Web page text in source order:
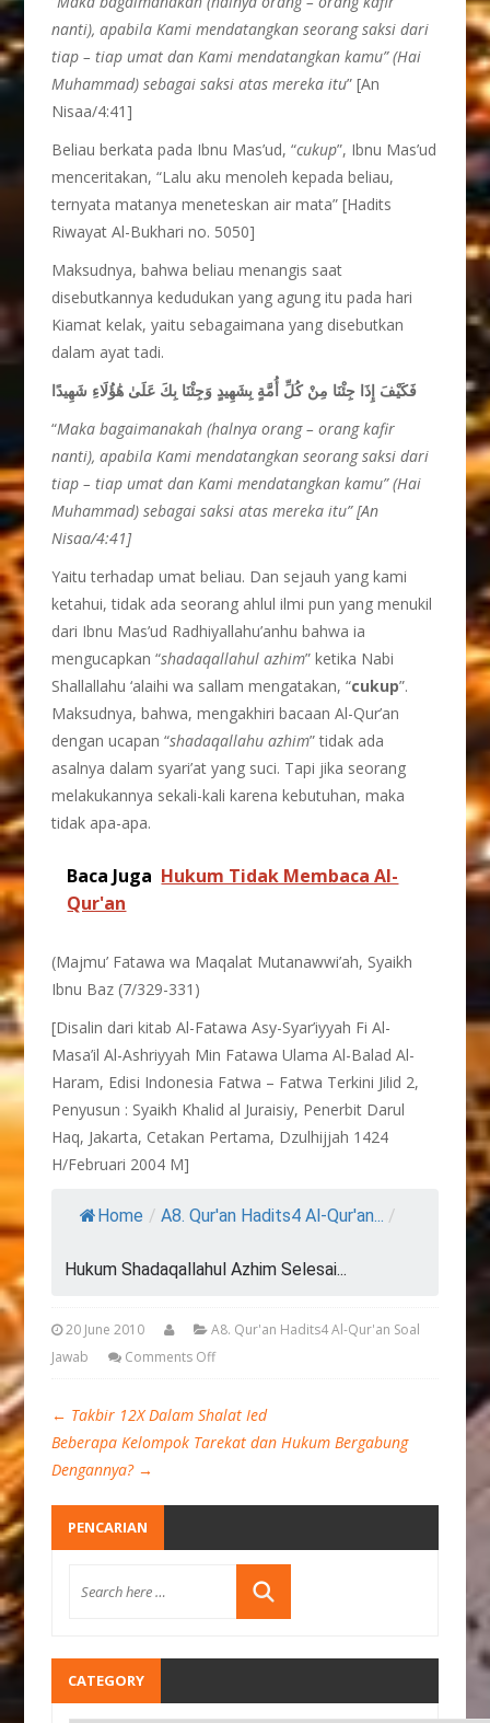
nanti), apabila Kami mendatangkan seorang saksi dari
tiap – tiap umat dan Kami mendatangkan kamu” (Hai
Muhammad) sebagai saksi atas mereka itu” [An
Nisaa/4:41]
Beliau berkata pada Ibnu Mas’ud, “cukup”, Ibnu Mas’ud
menceritakan, “Lalu aku menoleh kepada beliau,
ternyata matanya meneteskan air mata” [Hadits
Riwayat Al-Bukhari no. 5050]
Maksudnya, bahwa beliau menangis saat
disebutkannya kedudukan yang agung itu pada hari
Kiamat kelak, yaitu sebagaimana yang disebutkan
dalam ayat tadi.
فَكَيْفَ إِذَا جِئْنَا مِنْ كُلِّ أُمَّةٍ بِشَهِيدٍ وَجِئْنَا بِكَ عَلَىٰ هَٰؤُلَاءِ شَهِيدًا
“Maka bagaimanakah (halnya orang – orang kafir
nanti), apabila Kami mendatangkan seorang saksi dari
tiap – tiap umat dan Kami mendatangkan kamu” (Hai
Muhammad) sebagai saksi atas mereka itu” [An
Nisaa/4:41]
Yaitu terhadap umat beliau. Dan sejauh yang kami
ketahui, tidak ada seorang ahlul ilmi pun yang menukil
dari Ibnu Mas’ud Radhiyallahu’anhu bahwa ia
mengucapkan “shadaqallahul azhim” ketika Nabi
Shallallahu ‘alaihi wa sallam mengatakan, “cukup”.
Maksudnya, bahwa, mengakhiri bacaan Al-Qur’an
dengan ucapan “shadaqallahu azhim” tidak ada
asalnya dalam syari’at yang suci. Tapi jika seorang
melakukannya sekali-kali karena kebutuhan, maka
tidak apa-apa.
Baca Juga Hukum Tidak Membaca Al-
Qur'an
(Majmu’ Fatawa wa Maqalat Mutanawwi’ah, Syaikh
Ibnu Baz (7/329-331)
[Disalin dari kitab Al-Fatawa Asy-Syar’iyyah Fi Al-
Masa’il Al-Ashriyyah Min Fatawa Ulama Al-Balad Al-
Haram, Edisi Indonesia Fatwa – Fatwa Terkini Jilid 2,
Penyusun : Syaikh Khalid al Juraisiy, Penerbit Darul
Haq, Jakarta, Cetakan Pertama, Dzulhijjah 1424
H/Februari 2004 M]
Home / A8. Qur'an Hadits4 Al-Qur'an... /
Hukum Shadaqallahul Azhim Selesai...
20 June 2010
A8. Qur'an Hadits4 Al-Qur'an Soal
Jawab
Comments Off
← Takbir 12X Dalam Shalat Ied
Beberapa Kelompok Tarekat dan Hukum Bergabung
Dengannya? →
PENCARIAN
CATEGORY